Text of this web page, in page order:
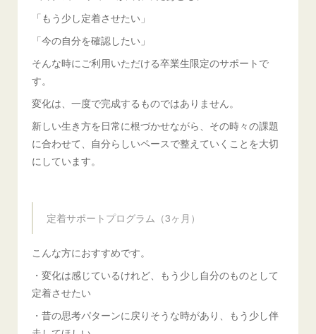
「もう少し定着させたい」
「今の自分を確認したい」
そんな時にご利用いただける卒業生限定のサポートで
す。
変化は、一度で完成するものではありません。
新しい生き方を日常に根づかせながら、その時々の課題
に合わせて、自分らしいペースで整えていくことを大切
にしています。
定着サポートプログラム（3ヶ月）
こんな方におすすめです。
・変化は感じているけれど、もう少し自分のものとして
定着させたい
・昔の思考パターンに戻りそうな時があり、もう少し伴